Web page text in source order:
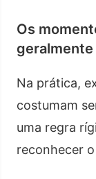
Os
Na prática,
costumam
uma regra
reconhecer